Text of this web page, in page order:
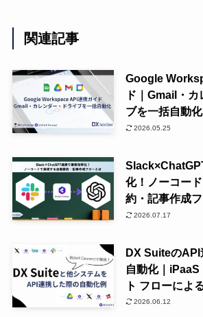
関連記事
Google
ド｜Gmail・
ブを一括自動化
2026.05.25
化！ノーコー
約・記事作成
2026.07.17
DX SuiteのAPI
自動化｜
ト フローによ
2026.06.12